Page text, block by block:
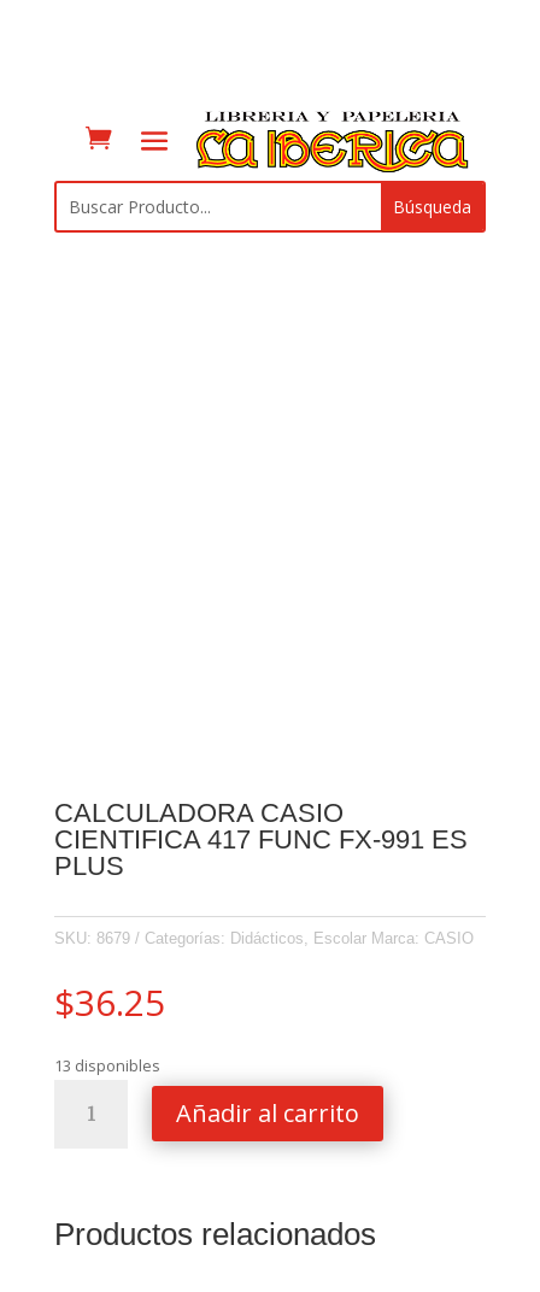
CALCULADORA CASIO
CIENTIFICA 417 FUNC FX-991 ES
PLUS
SKU: 8679 Categorías: Didácticos Escolar Marca: CASIO
$36.25
13 disponibles
CALCULADORA
CASIO
FX-
Añadir al carrito
Productos relacionados